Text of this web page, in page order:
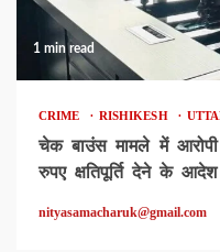
1 min read
CRIME RISHIKESH
चेक बाउंस मामले में
रुपए क्षतिपूर्ति देने के आदेश
nityasamacharuk@gmail.com